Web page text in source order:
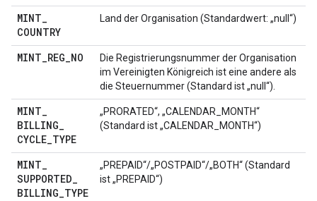
MINT
COUNTRY
Land der Organisation (Standardwert: „null“)
MINT REG NO
Die Registrierungsnummer der Organisation
im Vereinigten Königreich ist eine andere als
die Steuernummer (Standard ist „null“).
MINT
BILLING
CYCLE TYPE
„PRORATED“, „CALENDAR_MONTH“
(Standard ist „CALENDAR_MONTH“)
MINT
SUPPORTED
BILLING TYPE
„PREPAID“/„POSTPAID“/„BOTH“ (Standard
ist „PREPAID“)